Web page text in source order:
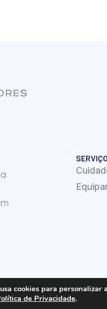
reservados
cookies para
de Privacidade.